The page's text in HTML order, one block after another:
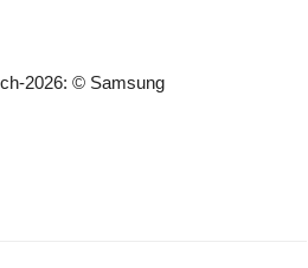
2026: © Samsung